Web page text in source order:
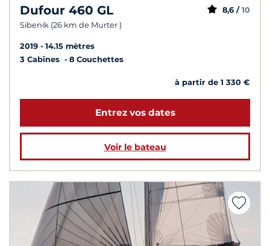
Dufour 460 GL
Sibenik (26 km de Murter )
8,6 / 10
2019
14.15 mètres
3 Cabines
8 Couchettes
à partir de 1 330 €
Entrez vos dates
Voir le bateau